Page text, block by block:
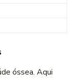
óssea. Aqui